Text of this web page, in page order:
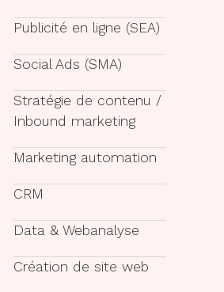
Publicité en ligne (SEA)
Social Ads (SMA)
Stratégie de contenu /
Inbound marketing
Marketing automation
CRM
Data & Webanalyse
Création de site web